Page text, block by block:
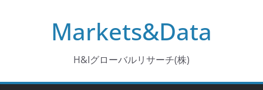
Markets&Data
H&Iグローバルリサーチ(株)